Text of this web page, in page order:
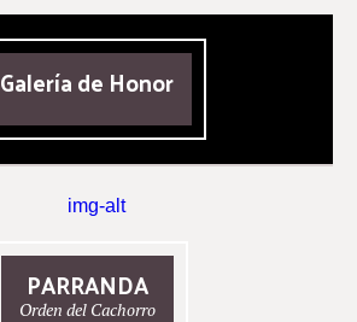
Galería de Honor
PARRANDA
Orden del Cachorro